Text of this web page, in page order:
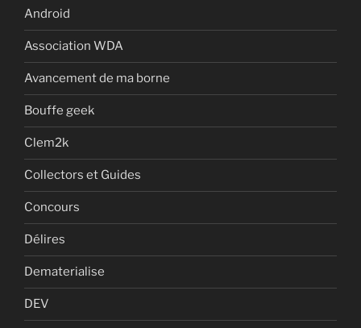
Android
Association WDA
Avancement de ma borne
Bouffe geek
Clem2k
Collectors et Guides
Concours
Délires
Dematerialise
DEV